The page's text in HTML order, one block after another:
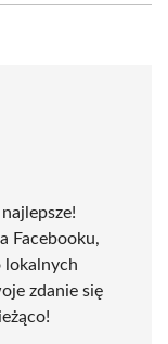
Facebooku,
lokalnych
zdanie się